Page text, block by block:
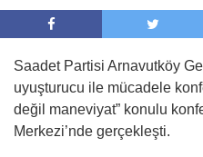
Saadet Partisi Arnavutköy
uyuşturucu ile mücadele
değil maneviyat” konulu
Merkezi’nde gerçekleşti.